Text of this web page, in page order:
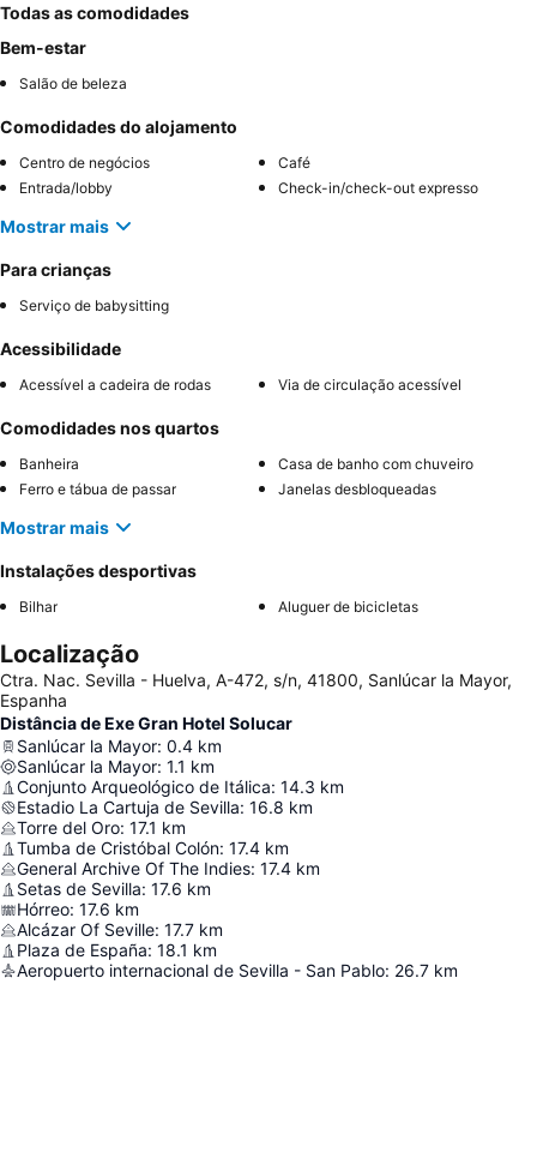
Todas as comodidades
Bem-estar
Salão de beleza
Comodidades do alojamento
Centro de negócios
Café
Entrada/lobby
Check-in/check-out expresso
Mostrar mais
Para crianças
Serviço de babysitting
Acessibilidade
Acessível a cadeira de rodas Via de circulação acessível
Comodidades nos quartos
Banheira
Casa de banho com chuveiro
Ferro e tábua de passar
Janelas desbloqueadas
Mostrar mais
Instalações desportivas
Bilhar Aluguer de bicicletas
Localização
Ctra. Nac. Sevilla - Huelva, A-472, s/n, 41800, Sanlúcar la Mayor,
Espanha
Distância de Exe Gran Hotel Solucar
Sanlúcar la Mayor: 0.4 km
Sanlúcar la Mayor: 1.1 km
Conjunto Arqueológico de Itálica: 14.3 km
Estadio La Cartuja de Sevilla: 16.8 km
Torre del Oro: 17.1 km
Tumba de Cristóbal Colón: 17.4 km
General Archive Of The Indies: 17.4 km
Setas de Sevilla: 17.6 km
Hórreo: 17.6 km
Alcázar Of Seville: 17.7 km
Plaza de España: 18.1 km
Aeropuerto internacional de Sevilla - San Pablo: 26.7 km